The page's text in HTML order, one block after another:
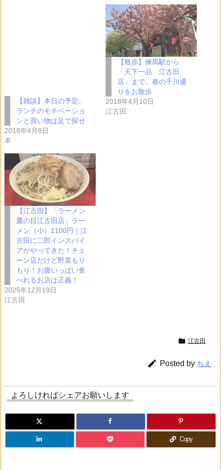
【雑談】本日の予定。
ランチのモチベーショ
ンと買い物は足で探せ
2018年4月8日
本
【散歩】練馬駅から
「天下一品 江古田
店」まで。春の千川通
りをお散歩
2018年4月10日
江古田
【江古田】「ラーメン
鷹の目江古田店」ラー
メン（小）1100円｜江
古田に二郎インスパイ
アがやってきた！チェ
ーン店だけど野菜もり
もり！お腹いっぱい食
べれるお店は正義！
2025年12月19日
江古田
 江古田
 Posted by ちえ
よろしければシェアお願いします
Copy